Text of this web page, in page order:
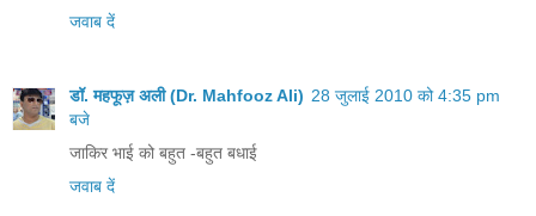
जवाब दें
डॉ. महफूज़ अली (Dr. Mahfooz Ali) 28 जुलाई 2010 को 4:35 pm
बजे
जाकिर भाई को बहुत -बहुत बधाई
जवाब दें